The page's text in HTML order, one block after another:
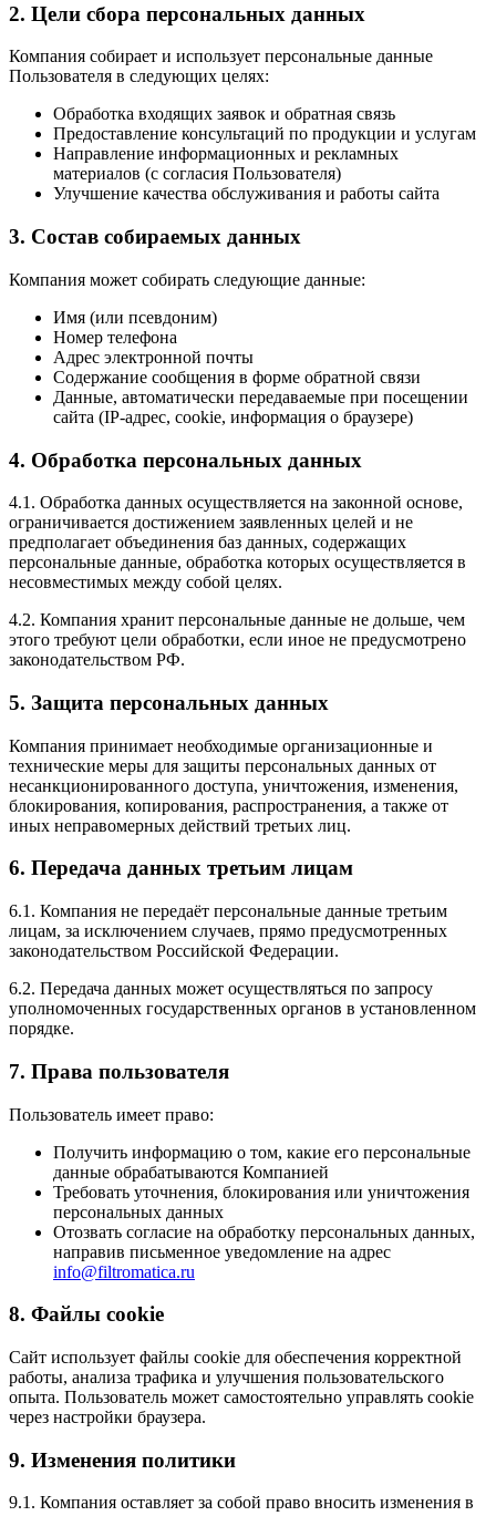
2. Цели сбора персональных данных
Компания собирает и использует персональные данные
Пользователя в следующих целях:
Обработка входящих заявок и обратная связь
Предоставление консультаций по продукции и услугам
Направление информационных и рекламных
материалов (с согласия Пользователя)
Улучшение качества обслуживания и работы сайта
3. Состав собираемых данных
Компания может собирать следующие данные:
Имя (или псевдоним)
Номер телефона
Адрес электронной почты
Содержание сообщения в форме обратной связи
Данные, автоматически передаваемые при посещении
сайта (IP-адрес, cookie, информация о браузере)
4. Обработка персональных данных
4.1. Обработка данных осуществляется на законной основе,
ограничивается достижением заявленных целей и не
предполагает объединения баз данных, содержащих
персональные данные, обработка которых осуществляется в
несовместимых между собой целях.
4.2. Компания хранит персональные данные не дольше, чем
этого требуют цели обработки, если иное не предусмотрено
законодательством РФ.
5. Защита персональных данных
Компания принимает необходимые организационные и
технические меры для защиты персональных данных от
несанкционированного доступа, уничтожения, изменения,
блокирования, копирования, распространения, а также от
иных неправомерных действий третьих лиц.
6. Передача данных третьим лицам
6.1. Компания не передаёт персональные данные третьим
лицам, за исключением случаев, прямо предусмотренных
законодательством Российской Федерации.
6.2. Передача данных может осуществляться по запросу
уполномоченных государственных органов в установленном
порядке.
7. Права пользователя
Пользователь имеет право:
Получить информацию о том, какие его персональные
данные обрабатываются Компанией
Требовать уточнения, блокирования или уничтожения
персональных данных
Отозвать согласие на обработку персональных данных,
направив письменное уведомление на адрес
info@filtromatica.ru
8. Файлы cookie
Сайт использует файлы cookie для обеспечения корректной
работы, анализа трафика и улучшения пользовательского
опыта. Пользователь может самостоятельно управлять cookie
через настройки браузера.
9. Изменения политики
9.1. Компания оставляет за собой право вносить изменения в